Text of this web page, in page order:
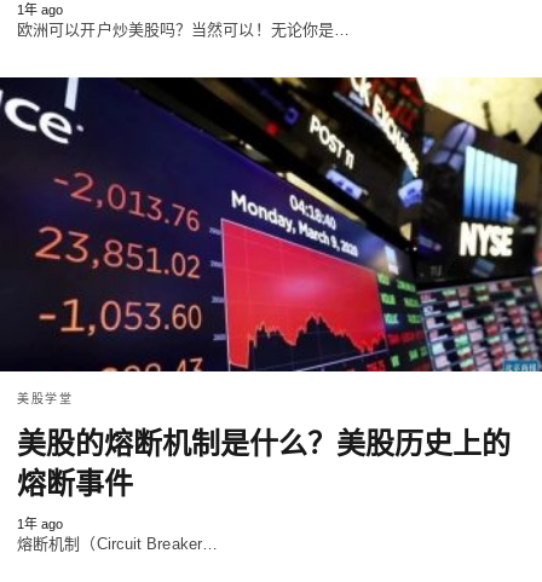
1年 ago
欧洲可以开户炒美股吗？当然可以！无论你是…
美股学堂
美股的熔断机制是什么？美股历史上的
熔断事件
1年 ago
熔断机制（Circuit Breaker…